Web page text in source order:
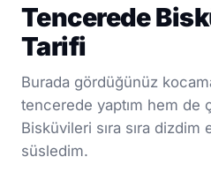
Tencerede
Tarifi
Burada gördüğünüz
tencerede yaptım hem de
Bisküvileri sıra sıra
süsledim.